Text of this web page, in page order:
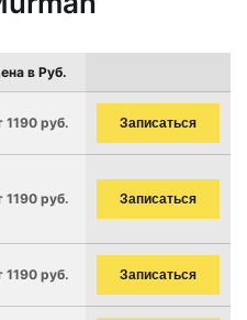
в Руб.
1190 руб. Записаться
1190 руб. Записаться
1190 руб. Записаться